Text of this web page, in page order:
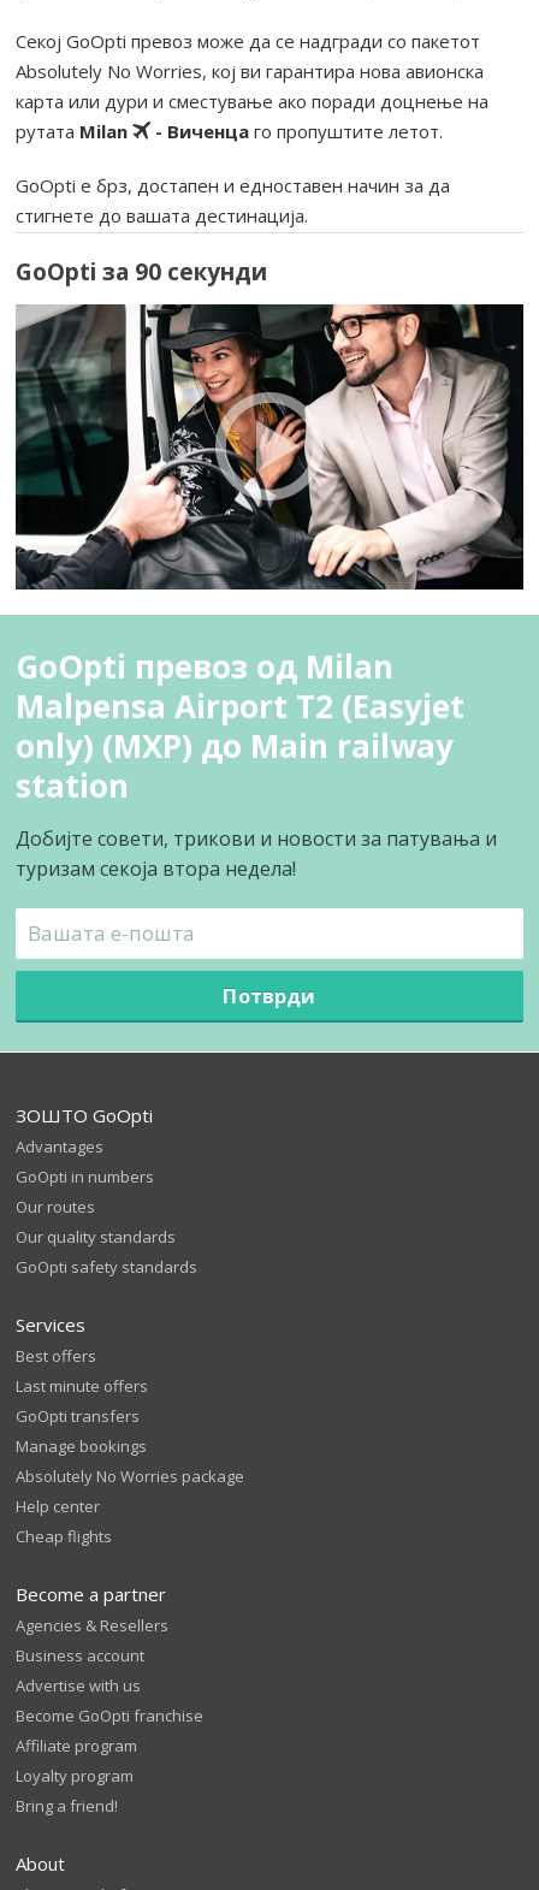
Секој GoOpti превоз може да се надгради со пакетот
Absolutely No Worries, кој ви гарантира нова авионска
карта или дури и сместување ако поради доцнење на
рутата Milan - Виченца го пропуштите летот.
GoOpti е брз, достапен и едноставен начин за да
стигнете до вашата дестинација.
GoOpti за 90 секунди
GoOpti превоз од Milan
Malpensa Airport T2 (Easyjet
only) (MXP) до Main railway
station
Добијте совети, трикови и новости за патувања и
туризам секоја втора недела!
Потврди
ЗОШТО GoOpti
Advantages
GoOpti in numbers
Our routes
Our quality standards
GoOpti safety standards
Services
Best offers
Last minute offers
GoOpti transfers
Manage bookings
Absolutely No Worries package
Help center
Cheap flights
Become a partner
Agencies & Resellers
Business account
Advertise with us
Become GoOpti franchise
Affiliate program
Loyalty program
Bring a friend!
About